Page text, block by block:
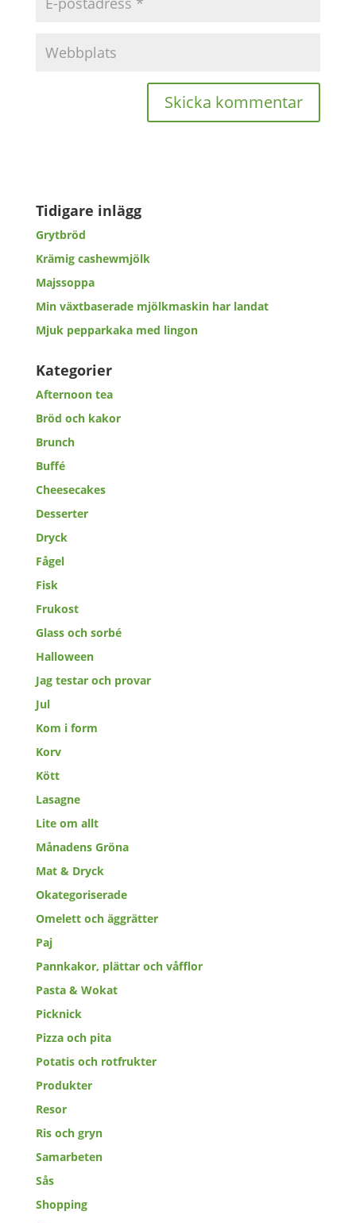
Tidigare inlägg
Grytbröd
Krämig cashewmjölk
Majssoppa
Min växtbaserade mjölkmaskin har landat
Mjuk pepparkaka med lingon
Kategorier
Afternoon tea
Bröd och kakor
Brunch
Buffé
Cheesecakes
Desserter
Dryck
Fågel
Fisk
Frukost
Glass och sorbé
Halloween
Jag testar och provar
Jul
Kom i form
Korv
Kött
Lasagne
Lite om allt
Månadens Gröna
Mat & Dryck
Okategoriserade
Omelett och äggrätter
Paj
Pannkakor, plättar och våfflor
Pasta & Wokat
Picknick
Pizza och pita
Potatis och rotfrukter
Produkter
Resor
Ris och gryn
Samarbeten
Sås
Shopping